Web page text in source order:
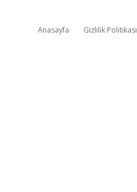
Anasayfa Gizlilik Politikası